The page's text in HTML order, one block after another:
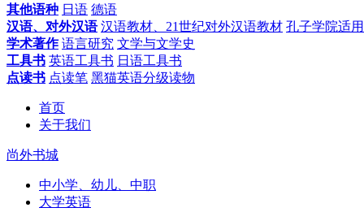
其他语种 日语 德语
汉语、对外汉语 汉语教材、21世纪对外汉语教材 孔子学院适
学术著作 语言研究 文学与文学史
工具书 英语工具书 日语工具书
点读书 点读笔 黑猫英语分级读物
首页
关于我们
尚外书城
中小学、幼儿、中职
大学英语